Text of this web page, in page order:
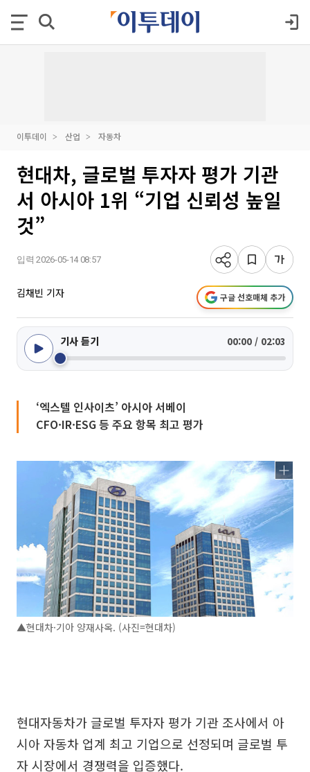
이투데이 산업 자동차
현대차, 글로벌 투자자 평가 기관
서 아시아 1위 “기업 신뢰성 높일
것”
입력 2026-05-14 08:57
김채빈 기자 구글 선호매체 추가
기사 듣기 00:00 / 02:03
‘엑스텔 인사이츠’ 아시아 서베이
CFO·IR·ESG 등 주요 항목 최고 평가
▲현대차·기아 양재사옥. (사진=현대차)
현대자동차가 글로벌 투자자 평가 기관 조사에서 아
시아 자동차 업계 최고 기업으로 선정되며 글로벌 투
자 시장에서 경쟁력을 입증했다.